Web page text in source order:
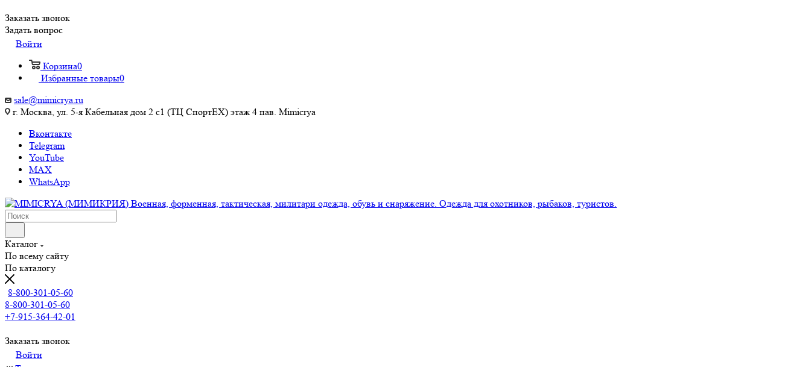
Заказать звонок
Задать вопрос
Войти
Корзина0
Избранные товары0
sale@mimicrya.ru
г. Москва, ул. 5-я Кабельная дом 2 с1 (ТЦ СпортEX) этаж 4 пав. Mimicrya
Вконтакте
Telegram
YouTube
MAX
WhatsApp
Каталог
По всему сайту
По каталогу
8-800-301-05-60
8-800-301-05-60
+7-915-364-42-01
Заказать звонок
Войти